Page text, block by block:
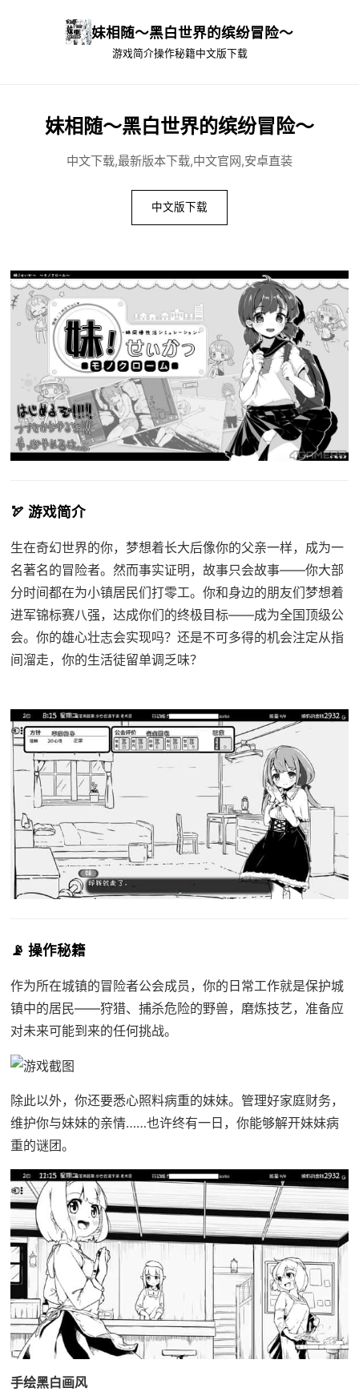
妹相随～黑白世界的缤纷冒险～
游戏简介操作秘籍中文版下载
妹相随～黑白世界的缤纷冒险～
中文下载,最新版本下载,中文官网,安卓直装
中文版下载
🏹 游戏简介
生在奇幻世界的你，梦想着长大后像你的父亲一样，成为一
名著名的冒险者。然而事实证明，故事只会故事——你大部
分时间都在为小镇居民们打零工。你和身边的朋友们梦想着
进军锦标赛八强，达成你们的终极目标——成为全国顶级公
会。你的雄心壮志会实现吗？还是不可多得的机会注定从指
间溜走，你的生活徒留单调乏味？
📡 操作秘籍
作为所在城镇的冒险者公会成员，你的日常工作就是保护城
镇中的居民——狩猎、捕杀危险的野兽，磨炼技艺，准备应
对未来可能到来的任何挑战。
除此以外，你还要悉心照料病重的妹妹。管理好家庭财务，
维护你与妹妹的亲情……也许终有一日，你能够解开妹妹病
重的谜团。
手绘黑白画风